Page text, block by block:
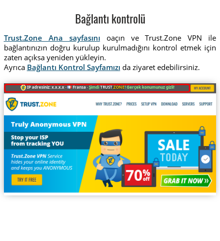
Bağlantı kontrolü
Trust.Zone Ana sayfasını oaçın ve Trust.Zone VPN ile
bağlantınızın doğru kurulup kurulmadığını kontrol etmek için
zaten açıksa yeniden yükleyin.
Ayrıca Bağlantı Kontrol Sayfamızı da ziyaret edebilirsiniz.
IP adresiniz: x.x.x.x · Fransa ·ŞimdiTRUST.ZONE! Gerçek konumunuz gizli!